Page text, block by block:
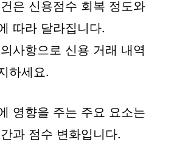
은 신용점수 회복 정도와
따라 달라집니다.
사항으로 신용 거래 내역
하세요.
영향을 주는 주요 요소는
과 점수 변화입니다.